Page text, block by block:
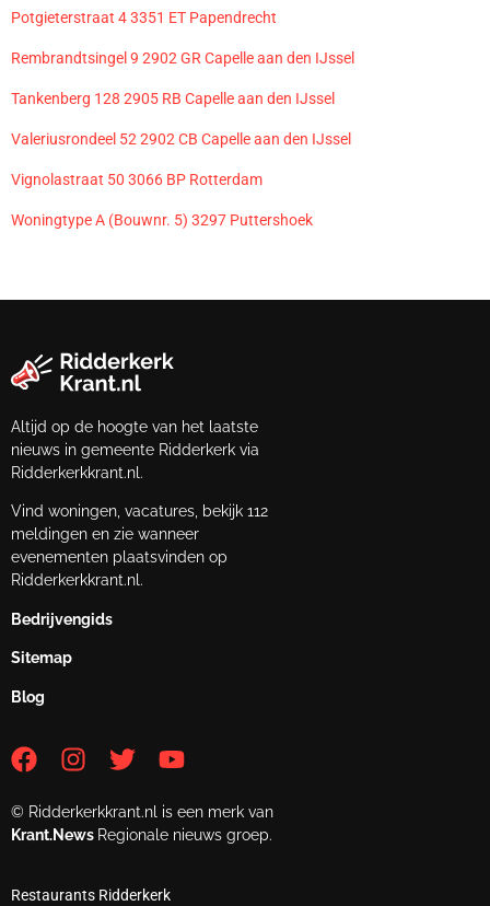
Potgieterstraat 4 3351 ET Papendrecht
Rembrandtsingel 9 2902 GR Capelle aan den IJssel
Tankenberg 128 2905 RB Capelle aan den IJssel
Valeriusrondeel 52 2902 CB Capelle aan den IJssel
Vignolastraat 50 3066 BP Rotterdam
Woningtype A (Bouwnr. 5) 3297 Puttershoek
Altijd op de hoogte van het laatste
nieuws in gemeente Ridderkerk via
Ridderkerkkrant.nl.
Vind woningen, vacatures, bekijk 112
meldingen en zie wanneer
evenementen plaatsvinden op
Ridderkerkkrant.nl.
Bedrijvengids
Sitemap
Blog
© Ridderkerkkrant.nl is een merk van
Krant.News Regionale nieuws groep.
Restaurants Ridderkerk